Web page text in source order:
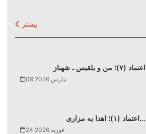
بیشتر
اعتماد (۷)؛ من و بلقیس ـ شهناز
09 مارس 2026
اعتماد (۱)؛ اهدا به مزاری…
24 فوریه 2026